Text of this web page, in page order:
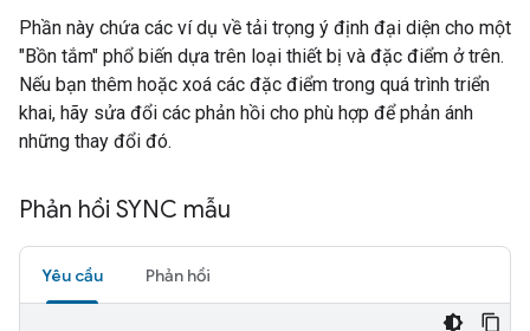
Phần này chứa các ví dụ về tải trọng ý định đại diện cho một
"Bồn tắm" phổ biến dựa trên loại thiết bị và đặc điểm ở trên.
Nếu bạn thêm hoặc xoá các đặc điểm trong quá trình triển
khai, hãy sửa đổi các phản hồi cho phù hợp để phản ánh
những thay đổi đó.
Phản hồi SYNC mẫu
Yêu cầu Phản hồi